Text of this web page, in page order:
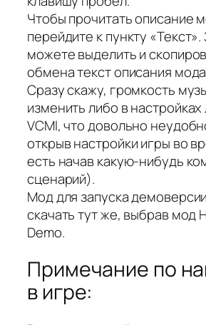
Чтобы прочитать описание
перейдите к пункту
можете выделить и
обмена текст описания
Сразу скажу, громкость
изменить либо в
VCMI, что довольно
открыв настройки игры во
есть начав какую-нибудь
сценарий).
Мод для запуска
скачать тут же, выбрав мод
Demo.
Примечание по
в игре: